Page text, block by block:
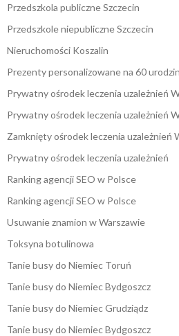
Przedszkola publiczne Szczecin
Przedszkole niepubliczne Szczecin
Nieruchomości Koszalin
Prezenty personalizowane na 60
Prywatny ośrodek leczenia uzależnień
Prywatny ośrodek leczenia uzależnień
Zamknięty ośrodek leczenia uzależnień
Prywatny ośrodek leczenia uzależnień
Ranking agencji SEO w Polsce
Ranking agencji SEO w Polsce
Usuwanie znamion w Warszawie
Toksyna botulinowa
Tanie busy do Niemiec Toruń
Tanie busy do Niemiec Bydgoszcz
Tanie busy do Niemiec Grudziądz
Tanie busy do Niemiec Bydgoszcz